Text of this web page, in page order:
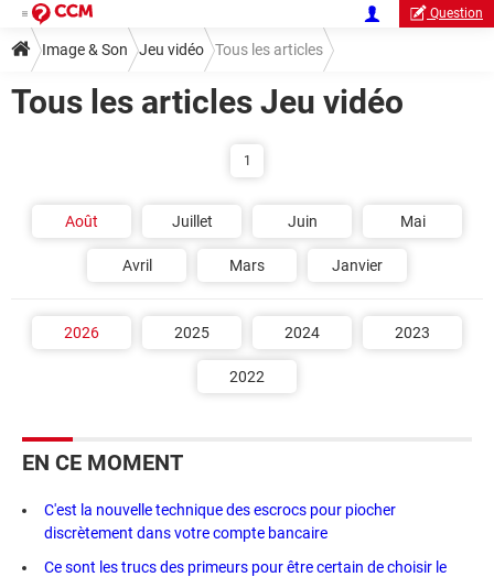
Question
Image & Son Jeu vidéo Tous les articles
Tous les articles Jeu vidéo
1
Août Juillet Juin Mai
Avril Mars Janvier
2026 2025 2024 2023
2022
EN CE MOMENT
C'est la nouvelle technique des escrocs pour piocher
discrètement dans votre compte bancaire
Ce sont les trucs des primeurs pour être certain de choisir le